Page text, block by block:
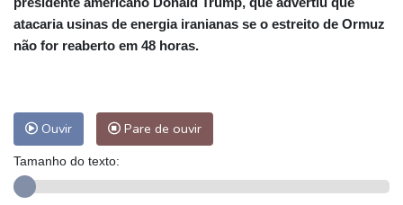
atacaria usinas de energia iranianas se o estreito de Ormuz
não for reaberto em 48 horas.
Ouvir Pare de ouvir
Tamanho do texto: